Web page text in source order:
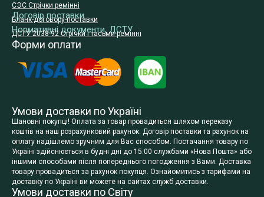
СЭС Стрічки ремінні
Договір поставки
Бланк-договору-поставки
Нормативні документи, ДСТУ
ДСТУ 2038-92 Стрічки і тасьми ремінні
Форми оплати
Умови доставки по Україні
Шановні покупці! Оплата за товар провадиться шляхом переказу
коштів на наш розрахунковий рахунок. Договір поставки та рахунок на
оплату надішлемо зручним для Вас способом. Постачання товару по
Україні здійснюється в будні дні до 15:00 службами «Нова Пошта» або
іншими способами після попереднього погодження з Вами. Доставка
товару провадиться за рахунок покупця. Ознайомитись з тарифами на
доставку по Україні ви можете на сайтах служб доставки.
Умови доставки по Світу